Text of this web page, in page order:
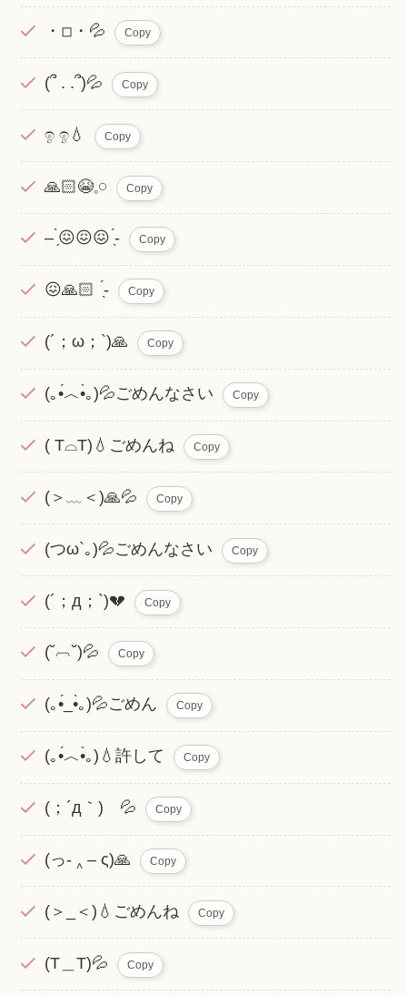
・◽︎・💦 Copy
(՞ . .՞)💦 Copy
ඉ ඉ‪💧 Copy
🙏🏻😭‪𓈒𓏸 Copy
– ̗̀😖😖😖 ̖́- Copy
😖🙏🏻 ̖́- Copy
(´；ω；`)🙏 Copy
(｡•́︿•̀｡)💦ごめんなさい Copy
( T⌓T)💧ごめんね Copy
(＞﹏＜)🙏💦 Copy
(つω`｡)💦ごめんなさい Copy
(´；д；`)💔 Copy
(˘︹˘)💦 Copy
(｡•́_•̀｡)💦ごめん Copy
(｡•́︿•̀｡)💧許して Copy
(；´д｀)ゞ💦 Copy
(っ- ‸ – ς)🙏 Copy
(＞_＜)💧ごめんね Copy
(T＿T)💦 Copy